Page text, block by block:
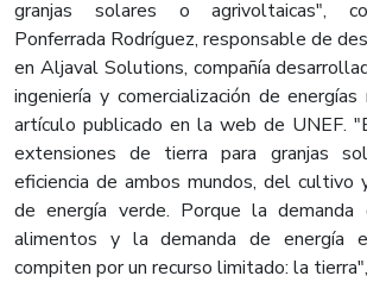
granjas solares o agrivoltaicas",
Ponferrada Rodríguez, responsable de
en Aljaval Solutions, compañía
ingeniería y comercialización de
artículo publicado en la web de UNEF.
extensiones de tierra para granjas
eficiencia de ambos mundos, del cultivo
de energía verde. Porque la demanda
alimentos y la demanda de energía
compiten por un recurso limitado: la